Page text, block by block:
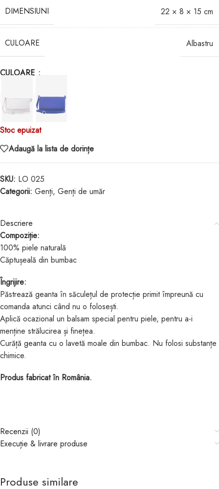
DIMENSIUNI 22 × 8 × 15 cm
CULOARE Albastru
CULOARE
Stoc epuizat
Adaugă la lista de dorințe
SKU: LO 025
Categorii: Genți, Genți de umăr
Descriere
Compoziție:
100% piele naturală
Căptușeală din bumbac
Îngrijire:
Păstrează geanta în săculețul de protecție primit împreună cu
comanda atunci când nu o folosești.
Aplică ocazional un balsam special pentru piele, pentru a-i
menține strălucirea și finețea.
Curăță geanta cu o lavetă moale din bumbac. Nu folosi substanțe
chimice.
Produs fabricat în România.
Recenzii (0)
Execuție & livrare produse
Produse similare